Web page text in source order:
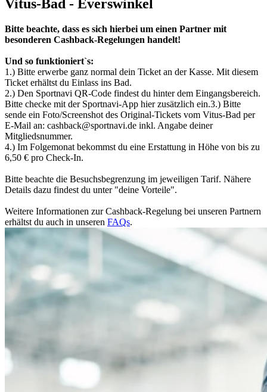
Vitus-Bad - Everswinkel
Bitte beachte, dass es sich hierbei um einen Partner mit
besonderen Cashback-Regelungen handelt!
Und so funktioniert`s:
1.) Bitte erwerbe ganz normal dein Ticket an der Kasse. Mit diesem
Ticket erhältst du Einlass ins Bad.
2.) Den Sportnavi QR-Code findest du hinter dem Eingangsbereich.
Bitte checke mit der Sportnavi-App hier zusätzlich ein.3.) Bitte
sende ein Foto/Screenshot des Original-Tickets vom Vitus-Bad per
E-Mail an: cashback@sportnavi.de inkl. Angabe deiner
Mitgliedsnummer.
4.) Im Folgemonat bekommst du eine Erstattung in Höhe von bis zu
6,50 € pro Check-In.
Bitte beachte die Besuchsbegrenzung im jeweiligen Tarif. Nähere
Details dazu findest du unter "deine Vorteile".
Weitere Informationen zur Cashback-Regelung bei unseren Partnern
erhältst du auch in unseren FAQs.